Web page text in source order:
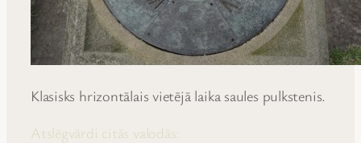
Klasisks hrizontālais vietējā laika saules pulkstenis.
Atslēgvārdi citās valodās: